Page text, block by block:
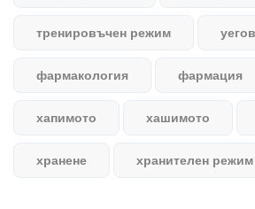
тренировъчен режим
фармакология фармация
хапимото хашимото
хранене хранителен режим